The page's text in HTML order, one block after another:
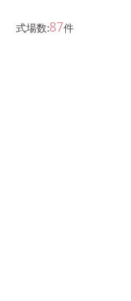
式場数:87件